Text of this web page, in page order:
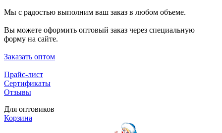
Мы с радостью выполним ваш заказ в любом объеме.
Вы можете оформить оптовый заказ через специальную
форму на сайте.
Заказать оптом
Прайс-лист
Сертификаты
Отзывы
Для оптовиков
Корзина